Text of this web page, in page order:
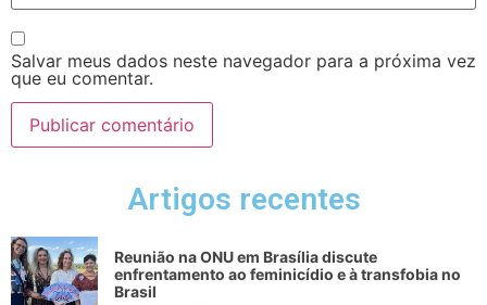
Salvar meus dados neste navegador para a próxima vez
que eu comentar.
Artigos recentes
Reunião na ONU em Brasília discute
enfrentamento ao feminicídio e à transfobia no
Brasil